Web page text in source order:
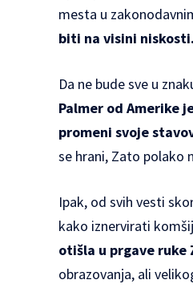
mesta u
biti na visini niskosti.
Da ne bude sve u
Palmer od Amerike
promeni svoje
se hrani, Zato polako
Ipak, od svih vesti
kako iznervirati
otišla u prgave ruke
obrazovanja, ali